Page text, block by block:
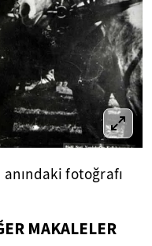
fotoğrafı
MAKALELER